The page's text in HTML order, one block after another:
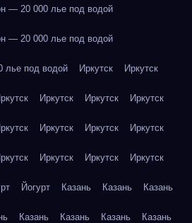
— 20 000 лье под водой
— 20 000 лье под водой
под водой Иркутск Иркутск
Иркутск Иркутск Иркутск
Иркутск Иркутск Иркутск
Иркутск Иркутск Иркутск
Йогурт Казань Казань Казань
Казань Казань Казань Казань